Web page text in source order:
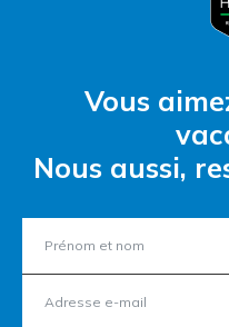
Vous
Nous aussi,